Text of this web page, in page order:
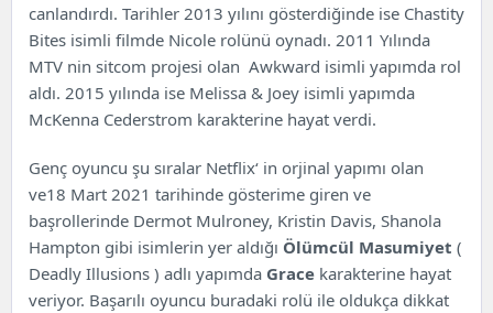
canlandırdı. Tarihler 2013 yılını gösterdiğinde ise Chastity
Bites isimli filmde Nicole rolünü oynadı. 2011 Yılında
MTV nin sitcom projesi olan Awkward isimli yapımda rol
aldı. 2015 yılında ise Melissa & Joey isimli yapımda
McKenna Cederstrom karakterine hayat verdi.
Genç oyuncu şu sıralar Netflix‘ in orjinal yapımı olan
ve18 Mart 2021 tarihinde gösterime giren ve
başrollerinde Dermot Mulroney, Kristin Davis, Shanola
Hampton gibi isimlerin yer aldığı Ölümcül Masumiyet (
Deadly Illusions ) adlı yapımda Grace karakterine hayat
veriyor. Başarılı oyuncu buradaki rolü ile oldukça dikkat